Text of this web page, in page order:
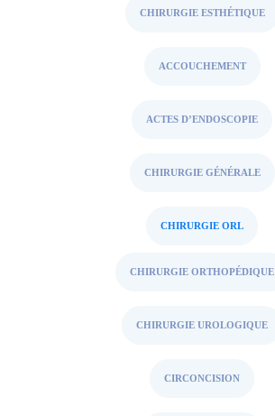
CHIRURGIE ESTHÉTIQUE
ACCOUCHEMENT
ACTES D’ENDOSCOPIE
CHIRURGIE GÉNÉRALE
CHIRURGIE ORL
CHIRURGIE ORTHOPÉDIQUE
CHIRURGIE UROLOGIQUE
CIRCONCISION